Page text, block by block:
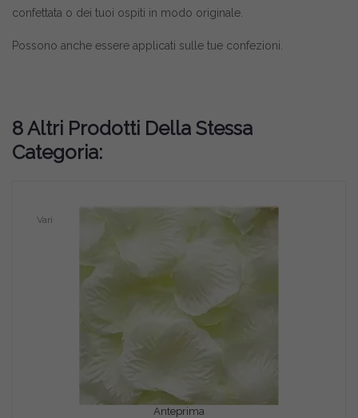
confettata o dei tuoi ospiti in modo originale.
Possono anche essere applicati sulle tue confezioni.
8 Altri Prodotti Della Stessa
Categoria:
Anteprima
Vari